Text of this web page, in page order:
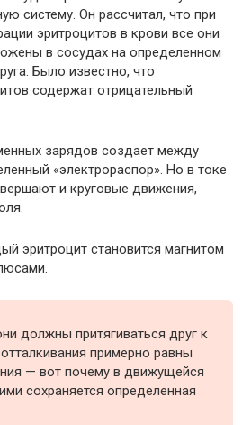
систему. Он рассчитал, что при
эритроцитов в крови все они
в сосудах на определенном
Было известно, что
содержат отрицательный
зарядов создает между
«электрораспор». Но в токе
и круговые движения,
эритроцит становится магнитом
должны притягиваться друг к
примерно равны
— вот почему в движущейся
сохраняется определенная